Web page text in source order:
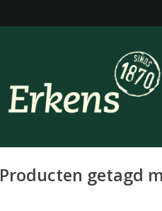
Producten getagd